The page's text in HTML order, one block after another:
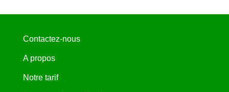
Contactez-nous
A propos
Notre tarif